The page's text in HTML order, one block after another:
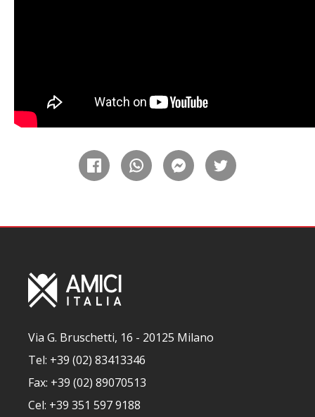
Via G. Bruschetti, 16 - 20125 Milano
Tel: +39 (02) 83413346
Fax: +39 (02) 89070513
Cel: +39 351 597 9188